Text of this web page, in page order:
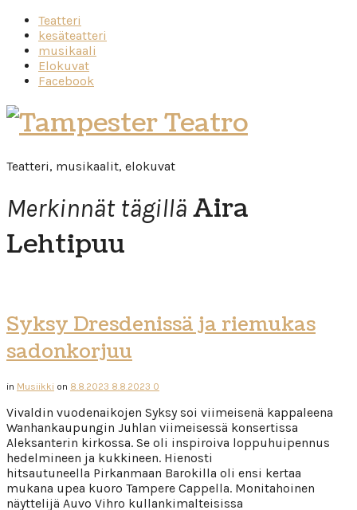
Teatteri
kesäteatteri
musikaali
Elokuvat
Facebook
Tampester
Teatro
Teatteri, musikaalit, elokuvat
Merkinnät tägillä Aira
Lehtipuu
Syksy Dresdenissä ja riemukas
sadonkorjuu
in Musiikki on 8.8.2023 8.8.2023 0
Vivaldin vuodenaikojen Syksy soi viimeisenä kappaleena
Wanhankaupungin Juhlan viimeisessä konsertissa
Aleksanterin kirkossa. Se oli inspiroiva loppuhuipennus
hedelmineen ja kukkineen. Hienosti
hitsautuneella Pirkanmaan Barokilla oli ensi kertaa
mukana upea kuoro Tampere Cappella. Monitahoinen
näyttelijä Auvo Vihro kullankimalteisissa